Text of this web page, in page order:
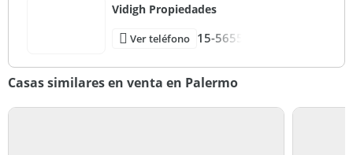
Vidigh Propiedades
Ver teléfono 15-5655
Casas similares en venta en Palermo